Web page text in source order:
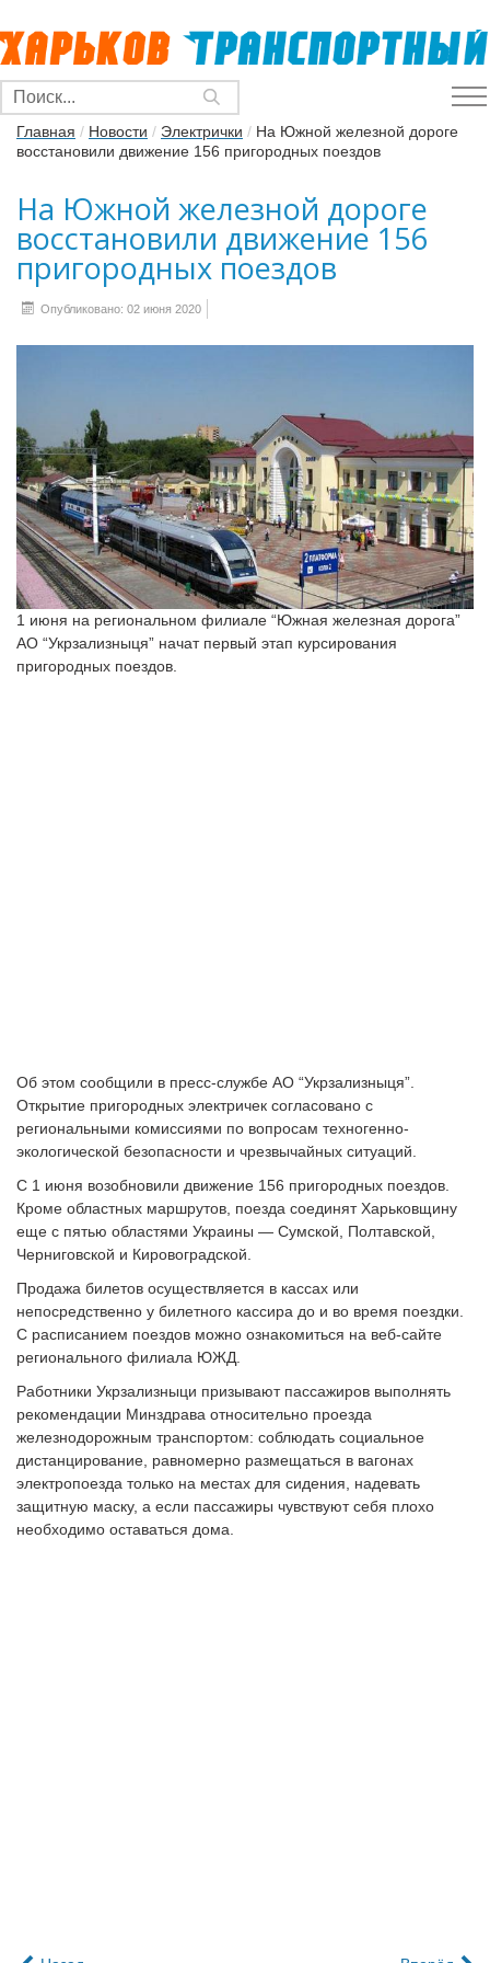
Главная / Новости / Электрички / На Южной железной дороге
восстановили движение 156 пригородных поездов
На Южной железной дороге
восстановили движение 156
пригородных поездов
Опубликовано: 02 июня 2020
1 июня на региональном филиале “Южная железная дорога”
АО “Укрзализныця” начат первый этап курсирования
пригородных поездов.
Об этом сообщили в пресс-службе АО “Укрзализныця”.
Открытие пригородных электричек согласовано с
региональными комиссиями по вопросам техногенно-
экологической безопасности и чрезвычайных ситуаций.
С 1 июня возобновили движение 156 пригородных поездов.
Кроме областных маршрутов, поезда соединят Харьковщину
еще с пятью областями Украины — Сумской, Полтавской,
Черниговской и Кировоградской.
Продажа билетов осуществляется в кассах или
непосредственно у билетного кассира до и во время поездки.
С расписанием поездов можно ознакомиться на веб-сайте
регионального филиала ЮЖД.
Работники Укрзализныци призывают пассажиров выполнять
рекомендации Минздрава относительно проезда
железнодорожным транспортом: соблюдать социальное
дистанцирование, равномерно размещаться в вагонах
электропоезда только на местах для сидения, надевать
защитную маску, а если пассажиры чувствуют себя плохо
необходимо оставаться дома.